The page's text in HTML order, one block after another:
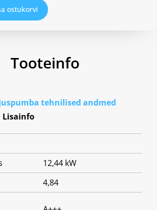
ostukorvi
Tooteinfo
tehnilised andmed
Lisainfo
12,44 kW
4,84